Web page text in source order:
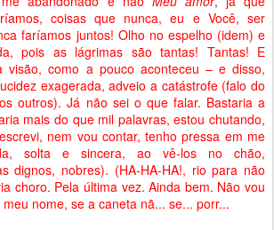
coisas que nunca, eu e Você, ser
faríamos juntos! Olho no espelho (idem) e
pois as lágrimas são tantas! Tantas! E
visão, como a pouco aconteceu – e disso,
exagerada, adveio a catástrofe (falo do
outros). Já não sei o que falar. Bastaria a
mais do que mil palavras, estou chutando,
nem vou contar, tenho pressa em me
solta e sincera, ao vê-los no chão,
dignos, nobres). (HA-HA-HA!, rio para não
choro. Pela última vez. Ainda bem. Não vou
nome, se a caneta nã... se... porr...